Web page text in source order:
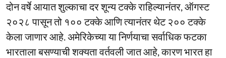
दोन वर्षे आयात शुल्काचा दर शून्य टक्के राहिल्यानंतर, ऑगस्ट
२०२८ पासून तो १०० टक्के आणि त्यानंतर थेट २०० टक्के
केला जाणार आहे. अमेरिकेच्या या निर्णयाचा सर्वाधिक फटका
भारताला बसण्याची शक्यता वर्तवली जात आहे, कारण भारत हा